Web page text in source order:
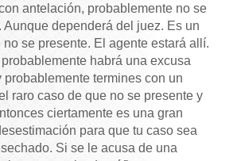
antelación, probablemente no se
Aunque dependerá del juez. Es un
se presente. El agente estará allí.
habrá una excusa
probablemente termines con un
raro caso de que no se presente y
ciertamente es una gran
para que tu caso sea
Si se le acusa de una